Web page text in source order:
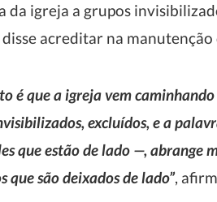
da igreja a grupos
acreditar na
é que a igreja vem
excluídos, e a
que estão de lado —, abrange
que são deixados de lado”,